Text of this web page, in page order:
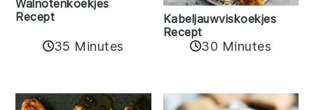
Walnotenkoekjes
Recept
35 Minutes
Kabeljauwviskoekjes
Recept
30 Minutes